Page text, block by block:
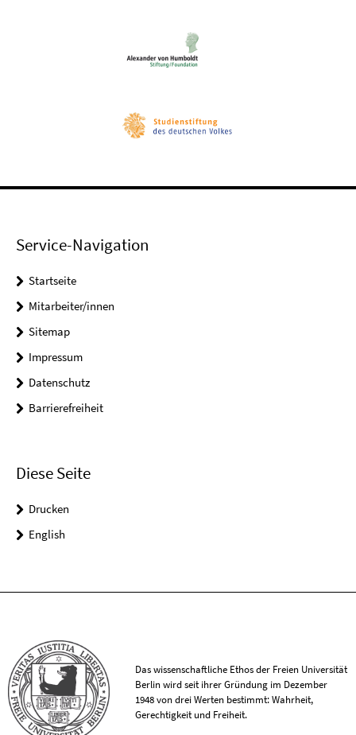
Service-Navigation
Startseite
Mitarbeiter/innen
Sitemap
Impressum
Datenschutz
Barrierefreiheit
Diese Seite
Drucken
English
Das wissenschaftliche Ethos der Freien Universität
Berlin wird seit ihrer Gründung im Dezember
1948 von drei Werten bestimmt: Wahrheit,
Gerechtigkeit und Freiheit.